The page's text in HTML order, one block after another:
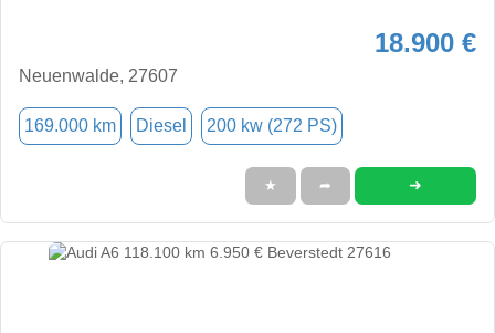
18.900 €
Neuenwalde, 27607
169.000 km Diesel 200 kw (272 PS)
★ ➦ ➜